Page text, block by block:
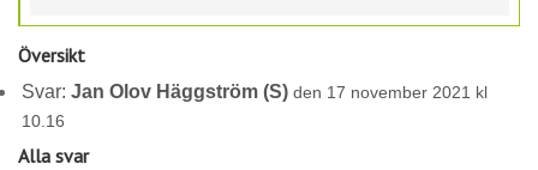
Översikt
Svar:Jan Olov Häggström (S) den 17 november 2021 kl
10.16
Alla svar